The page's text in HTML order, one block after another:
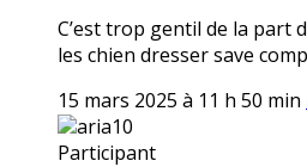
C’est trop gentil de la part
les chien dresser save
15 mars 2025 à 11 h 50 min
aria10
Participant